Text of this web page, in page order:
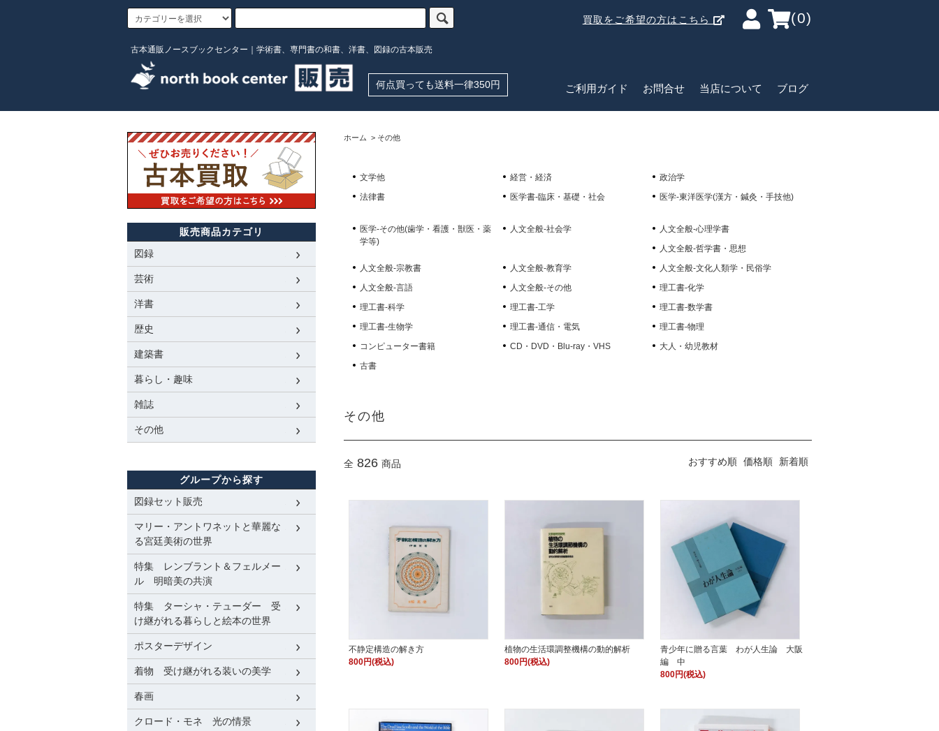
買取をご希望の方はこちら (0)
古本通販ノースブックセンター｜学術書、専門書の和書、洋書、図録の古本販売
何点買っても送料一律350円 ご利用ガイド お問合せ 当店について ブログ
ホーム > その他
文学他 経営・経済
政治学
法律書
医学書-臨床・基礎・社会 医学-東洋医学(漢方・鍼灸・手技他)
医学-その他(歯学・看護・獣医・薬
学等)
人文全般-社会学
人文全般-心理学書
人文全般-哲学書・思想
人文全般-宗教書
人文全般-教育学
人文全般-文化人類学・民俗学
人文全般-言語
人文全般-その他
理工書-化学
理工書-科学
理工書-工学
理工書-数学書
理工書-生物学
理工書-通信・電気
理工書-物理
コンピューター書籍
CD・DVD・Blu-ray・VHS
大人・幼児教材
古書
その他
全 826 商品 おすすめ順 価格順 新着順
不静定構造の解き方
800円(税込)
植物の生活環調整機構の動的解析
800円(税込)
青少年に贈る言葉 わが人生論 大阪
編 中
800円(税込)
販売商品カテゴリ
図録
芸術
洋書
歴史
建築書
暮らし・趣味
雑誌
その他
グループから探す
図録セット販売
マリー・アントワネットと華麗な
る宮廷美術の世界
特集 レンブラント＆フェルメー
ル 明暗美の共演
特集 ターシャ・テューダー 受
け継がれる暮らしと絵本の世界
ポスターデザイン
着物 受け継がれる装いの美学
春画
クロード・モネ 光の情景